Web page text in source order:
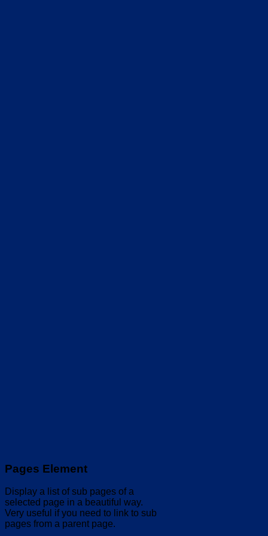
Pages Element
Display a list of sub pages of a
selected page in a beautiful way.
Very useful if you need to link to sub
pages from a parent page.